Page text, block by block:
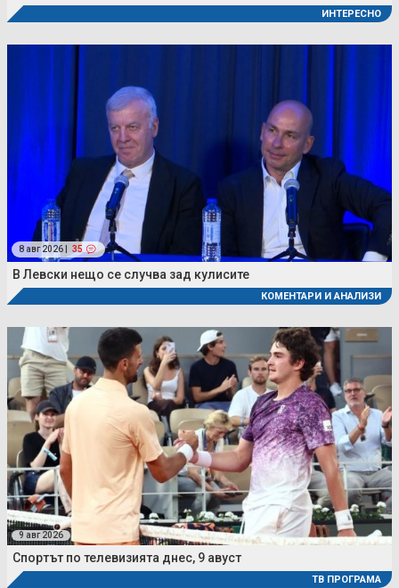
ИНТЕРЕСНО
8 авг 2026 | 35
В Левски нещо се случва зад кулисите
КОМЕНТАРИ И АНАЛИЗИ
9 авг 2026
Спортът по телевизията днес, 9 авуст
ТВ ПРОГРАМА